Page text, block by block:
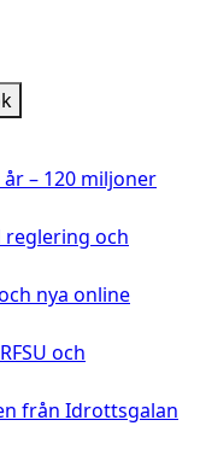
– 120 miljoner
reglering och
nya online
och
från Idrottsgalan